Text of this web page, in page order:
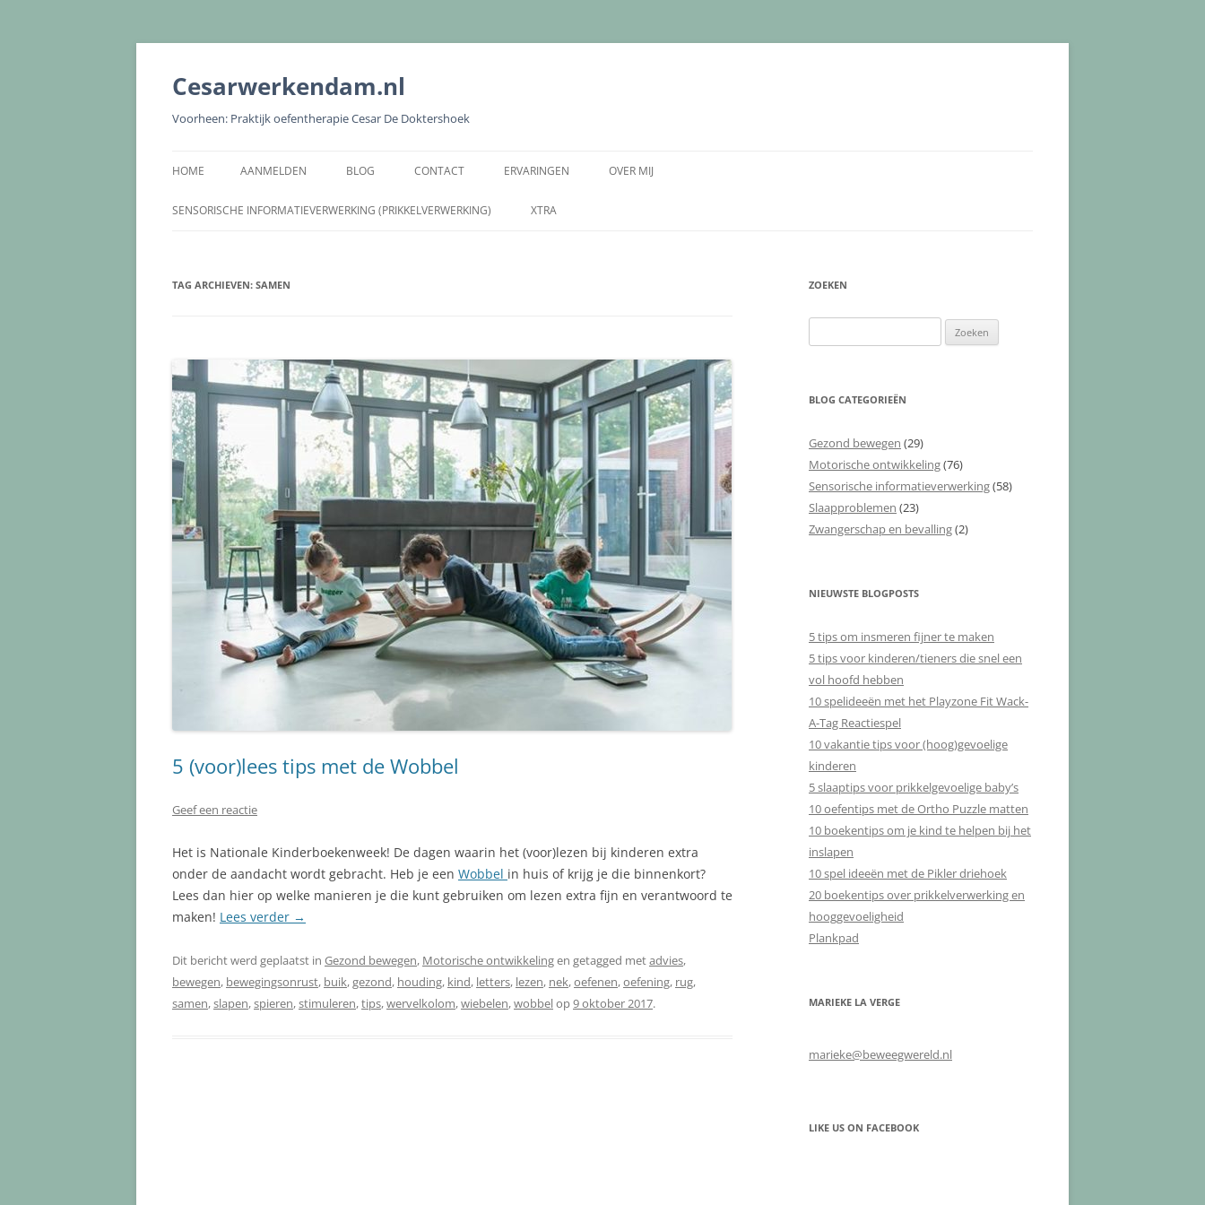
Cesarwerkendam.nl
Voorheen: Praktijk oefentherapie Cesar De Doktershoek
naar
HOME AANMELDEN BLOG CONTACT ERVARINGEN OVER MIJ
SENSORISCHE INFORMATIEVERWERKING (PRIKKELVERWERKING) XTRA
TAG ARCHIEVEN: SAMEN
5 (voor)lees tips met de Wobbel
Geef een reactie
Het is Nationale Kinderboekenweek! De dagen waarin het (voor)lezen bij kinderen extra
onder de aandacht wordt gebracht. Heb je een Wobbel in huis of krijg je die binnenkort?
Lees dan hier op welke manieren je die kunt gebruiken om lezen extra fijn en verantwoord te
maken! Lees verder →
Dit bericht werd geplaatst in Gezond bewegen, Motorische ontwikkelingen getagged metadvies,
bewegen, bewegingsonrust, buik,gezond, houding, kind, letters, lezen, nek,oefenen,oefening, rug,
samen,slapen,spieren,stimuleren,tips,wervelkolom,wiebelen,wobbelop9 oktober 2017.
ZOEKEN
naar:
BLOG CATEGORIEËN
Gezond bewegen (29)
Motorische ontwikkeling(76)
Sensorische informatieverwerking(58)
Slaapproblemen (23)
Zwangerschap en bevalling(2)
NIEUWSTE BLOGPOSTS
5 tips om insmeren fijner te maken
5 tips voor kinderen/tieners die snel een
vol hoofd hebben
10 spelideeën met het Playzone Fit Wack-
A-Tag Reactiespel
10 vakantie tips voor (hoog)gevoelige
kinderen
5 slaaptips voor prikkelgevoelige baby’s
10 oefentips met de Ortho Puzzle matten
10 boekentips om je kind te helpen bij het
inslapen
10 spel ideeën met de Pikler driehoek
20 boekentips over prikkelverwerking en
hooggevoeligheid
Plankpad
MARIEKE LA VERGE
marieke@beweegwereld.nl
LIKE US ON FACEBOOK